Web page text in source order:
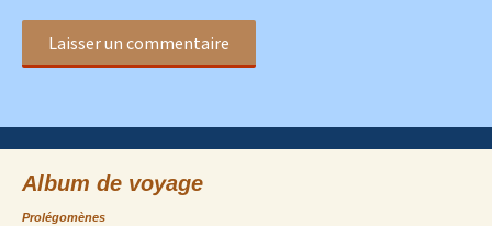
Album de voyage
Prolégomènes